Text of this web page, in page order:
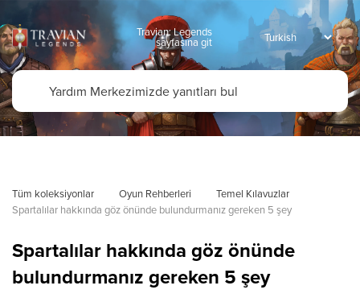
Travian: Legends
sayfasına git
Tüm koleksiyonlar Oyun Rehberleri
Temel Kılavuzlar
Spartalılar hakkında göz önünde bulundurmanız gereken 5 şey
Spartalılar hakkında göz önünde
bulundurmanız gereken 5 şey